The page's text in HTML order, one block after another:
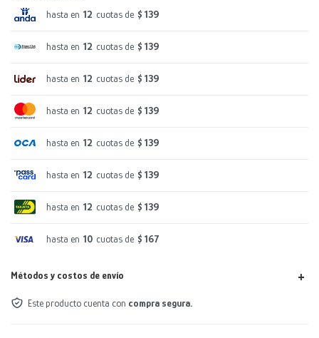
hasta en 12 cuotas de $ 139
hasta en 12 cuotas de $ 139
hasta en 12 cuotas de $ 139
hasta en 12 cuotas de $ 139
hasta en 12 cuotas de $ 139
hasta en 12 cuotas de $ 139
hasta en 12 cuotas de $ 139
hasta en 10 cuotas de $ 167
Métodos y costos de envío
Este producto cuenta con compra segura.